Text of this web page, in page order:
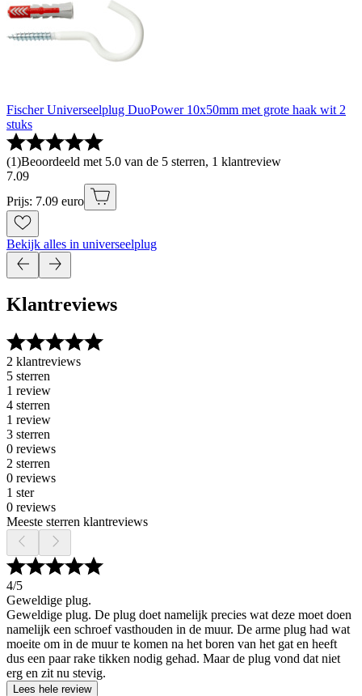
Fischer Universeelplug DuoPower 10x50mm met grote haak wit 2
stuks
(1)Beoordeeld met 5.0 van de 5 sterren, 1 klantreview
7.09
Prijs: 7.09 euro
Bekijk alles in universeelplug
Klantreviews
2 klantreviews
5 sterren
1 review
4 sterren
1 review
3 sterren
0 reviews
2 sterren
0 reviews
1 ster
0 reviews
Meeste sterren klantreviews
4/5
Geweldige plug.
Geweldige plug. De plug doet namelijk precies wat deze moet doen
namelijk een schroef vasthouden in de muur. De arme plug had wat
moeite om in de muur te komen na het boren van het gat en heeft
dus een paar rake tikken nodig gehad. Maar de plug vond dat niet
erg en zit nu stevig.
Lees hele review